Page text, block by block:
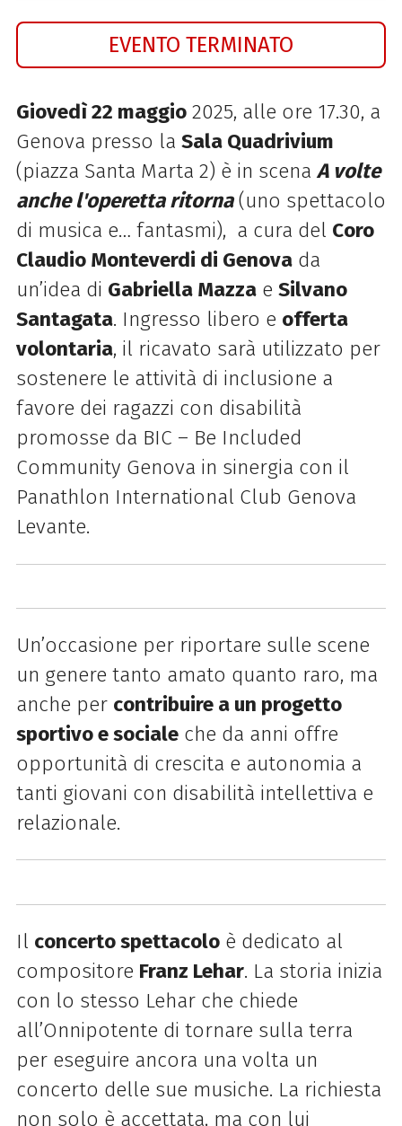
EVENTO TERMINATO
Giovedì 22 maggio2025, alle ore 17.30, a
Genova presso la Sala Quadrivium
(piazza Santa Marta 2) è in scena A volte
anche l'operetta ritorna(uno spettacolo
di musica e… fantasmi), a cura del Coro
Claudio Monteverdi di Genovada
un’idea di Gabriella Mazzae Silvano
Santagata. Ingresso libero e offerta
volontaria, il ricavato sarà utilizzato per
sostenere le attività di inclusione a
favore dei ragazzi con disabilità
promosse da BIC – Be Included
Community Genova in sinergia con il
Panathlon International Club Genova
Levante.
Un’occasione per riportare sulle scene
un genere tanto amato quanto raro, ma
anche per contribuire a un progetto
sportivo e socialeche da anni offre
opportunità di crescita e autonomia a
tanti giovani con disabilità intellettiva e
relazionale.
Il concerto spettacoloè dedicato al
compositore Franz Lehar. La storia inizia
con lo stesso Lehar che chiede
all’Onnipotente di tornare sulla terra
per eseguire ancora una volta un
concerto delle sue musiche. La richiesta
non solo è accettata, ma con lui